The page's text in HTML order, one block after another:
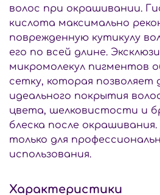
волос при окрашивании.
кислота максимально
поврежденную кутикулу
его по всей длине.
микромолекул пигментов
сетку, которая позволяет
идеального покрытия
цвета, шелковистости и
блеска после
только для
использования.
Характеристики